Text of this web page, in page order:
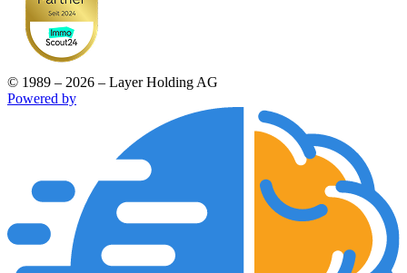
© 1989 – 2026 – Layer Holding AG
Powered by